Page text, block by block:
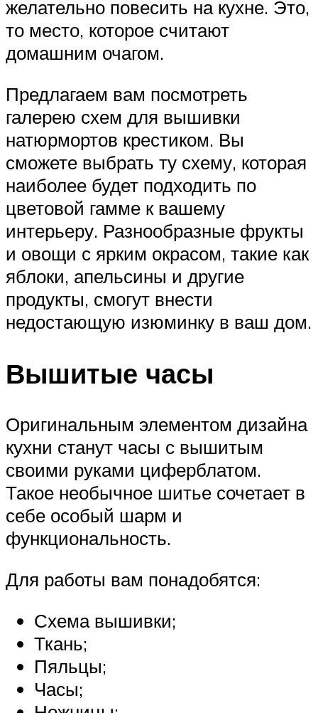
желательно повесить на кухне. Это,
то место, которое считают
домашним очагом.
Предлагаем вам посмотреть
галерею схем для вышивки
натюрмортов крестиком. Вы
сможете выбрать ту схему, которая
наиболее будет подходить по
цветовой гамме к вашему
интерьеру. Разнообразные фрукты
и овощи с ярким окрасом, такие как
яблоки, апельсины и другие
продукты, смогут внести
недостающую изюминку в ваш дом.
Вышитые часы
Оригинальным элементом дизайна
кухни станут часы с вышитым
своими руками циферблатом.
Такое необычное шитье сочетает в
себе особый шарм и
функциональность.
Для работы вам понадобятся:
Схема вышивки;
Ткань;
Пяльцы;
Часы;